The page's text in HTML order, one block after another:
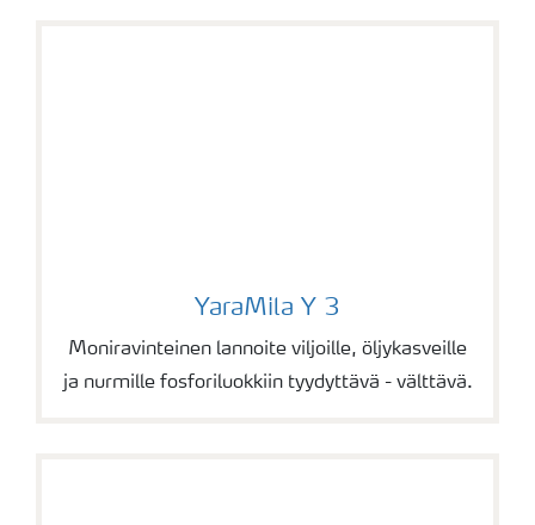
YaraMila Y 3
Moniravinteinen lannoite viljoille, öljykasveille
ja nurmille fosforiluokkiin tyydyttävä - välttävä.